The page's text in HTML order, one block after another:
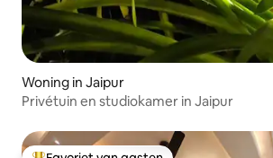
Woning in Jaipur
Privétuin en studiokamer in Jaipur